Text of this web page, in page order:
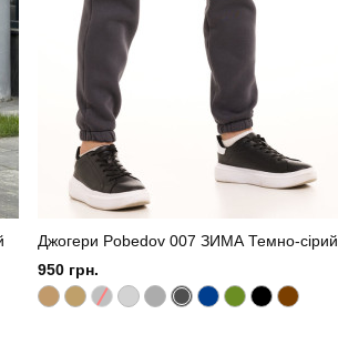
Джогери Pobedov 007 ЗИМА Темно-сірий
950 грн.